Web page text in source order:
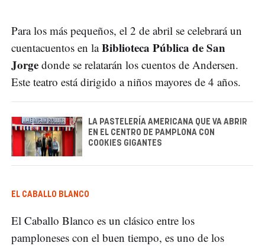
Para los más pequeños, el 2 de abril se celebrará un
cuentacuentos en laBiblioteca Pública de San
Jorge donde se relatarán los cuentos de Andersen.
Este teatro está dirigido a niños mayores de 4 años.
LA PASTELERÍA AMERICANA QUE VA ABRIR
EN EL CENTRO DE PAMPLONA CON
COOKIES GIGANTES
EL CABALLO BLANCO
El Caballo Blanco es un clásico entre los
pamploneses con el buen tiempo, es uno de los